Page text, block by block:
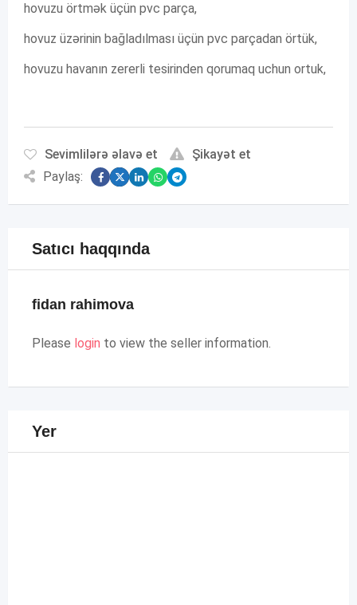
hovuzu örtmək üçün pvc parça,
hovuz üzərinin bağladılması üçün pvc parçadan örtük,
hovuzu havanın zererli tesirinden qorumaq uchun ortuk,
Sevimlilərə əlavə et
Şikayət et
Paylaş:
Satıcı haqqında
fidan rahimova
Please login to view the seller information.
Yer